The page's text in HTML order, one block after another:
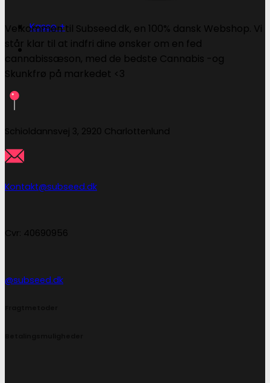
Kasse +
Velkommen til Subseed.dk, en 100% dansk Webshop. Vi
står klar til at indfri dine ønsker om en fed
cannabissæson, med de bedste Cannabis -og
Skunkfrø på markedet <3
Schioldannsvej 3, 2920 Charlottenlund
Kontakt@subseed.dk
Cvr: 40690956
@subseed.dk